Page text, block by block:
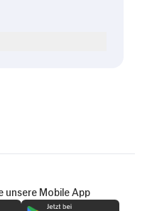
unsere Mobile App